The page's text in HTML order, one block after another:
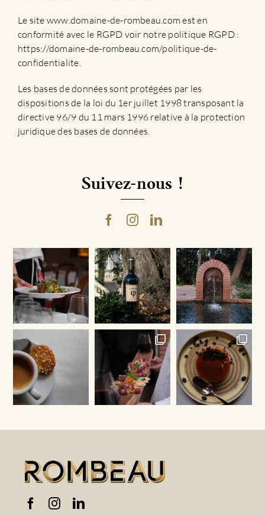
Le site www.domaine-de-rombeau.com est en
conformité avec le RGPD voir notre politique RGPD :
https://domaine-de-rombeau.com/politique-de-
confidentialite.
Les bases de données sont protégées par les
dispositions de la loi du 1er juillet 1998 transposant la
directive 96/9 du 11 mars 1996 relative à la protection
juridique des bases de données.
Suivez-nous !